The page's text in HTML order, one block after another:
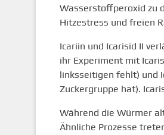
Wasserstoffperoxid zu
Hitzestress und freien
Icariin und Icarisid II
ihr Experiment mit
linksseitigen fehlt) und
Zuckergruppe hat).
Während die Würmer
Ähnliche Prozesse